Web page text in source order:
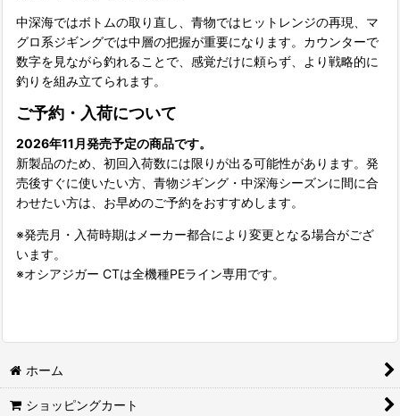
中深海ではボトムの取り直し、青物ではヒットレンジの再現、マ
グロ系ジギングでは中層の把握が重要になります。カウンターで
数字を見ながら釣れることで、感覚だけに頼らず、より戦略的に
釣りを組み立てられます。
ご予約・入荷について
2026年11月発売予定の商品です。
新製品のため、初回入荷数には限りが出る可能性があります。発
売後すぐに使いたい方、青物ジギング・中深海シーズンに間に合
わせたい方は、お早めのご予約をおすすめします。
※発売月・入荷時期はメーカー都合により変更となる場合がござ
います。
※オシアジガー CTは全機種PEライン専用です。
ホーム
ショッピングカート